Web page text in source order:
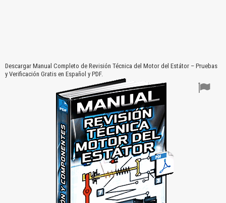
Descargar Manual Completo de Revisión Técnica del Motor del Estátor – Pruebas
y Verificación Gratis en Español y PDF.